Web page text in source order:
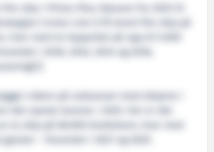
fire skip i Prima-Plus-klassen fra 2025 til
Cruise Line å få levert fire skip på
hver med en kapasitet på opp til 5.000
i 2030, 2032, 2034 og 2036,
videre på suksessen med skipene i
to skip på 86.000 bruttotonn, hver med
gjester – forventet i 2027 og 2029.